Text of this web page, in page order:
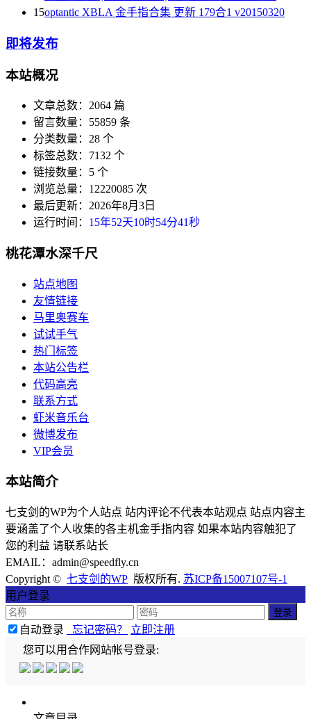
15optantic XBLA 金手指合集 更新 179合1 v20150320
即将发布
本站概况
文章总数：2064 篇
留言数量：55859 条
分类数量：28 个
标签总数：7132 个
链接数量：5 个
浏览总量：12220085 次
最后更新：2026年8月3日
运行时间： 15年52天10时54分41秒
桃花潭水深千尺
站点地图
友情链接
马里奥赛车
试试手气
热门标签
本站公告栏
代码高亮
联系方式
虾米音乐台
微博发布
VIP会员
本站简介
七支剑的WP为个人站点 站内评论不代表本站观点 站点内容主
要涵盖了个人收集的各主机金手指内容 如果本站内容触犯了
您的利益 请联系站长
EMAIL：admin@speedfly.cn
Copyright © 七支剑的WP 版权所有. 苏ICP备15007107号-1
用户登录
自动登录 忘记密码？
立即注册
您可以用合作网站帐号登录: